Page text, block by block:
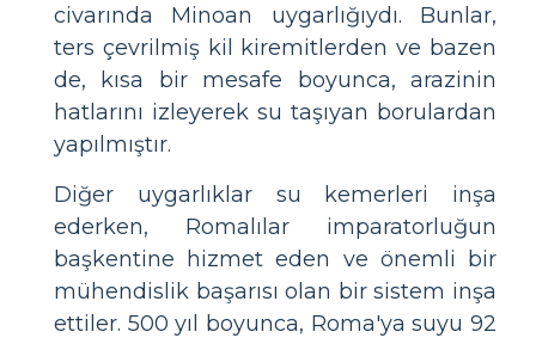
civarında Minoan uygarlığıydı. Bunlar,
ters çevrilmiş kil kiremitlerden ve bazen
de, kısa bir mesafe boyunca, arazinin
hatlarını izleyerek su taşıyan borulardan
yapılmıştır.
Diğer uygarlıklar su kemerleri inşa
ederken, Romalılar imparatorluğun
başkentine hizmet eden ve önemli bir
mühendislik başarısı olan bir sistem inşa
ettiler. 500 yıl boyunca, Roma'ya suyu 92